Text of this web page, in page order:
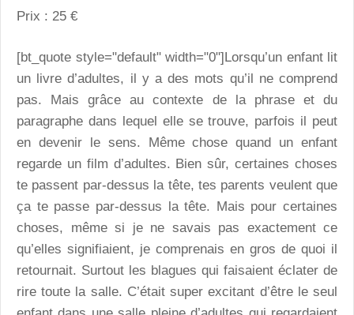
Prix : 25 €
[bt_quote style="default" width="0"]Lorsqu’un enfant lit
un livre d’adultes, il y a des mots qu’il ne comprend
pas. Mais grâce au contexte de la phrase et du
paragraphe dans lequel elle se trouve, parfois il peut
en devenir le sens. Même chose quand un enfant
regarde un film d’adultes. Bien sûr, certaines choses
te passent par-dessus la tête, tes parents veulent que
ça te passe par-dessus la tête. Mais pour certaines
choses, même si je ne savais pas exactement ce
qu’elles signifiaient, je comprenais en gros de quoi il
retournait. Surtout les blagues qui faisaient éclater de
rire toute la salle. C’était super excitant d’être le seul